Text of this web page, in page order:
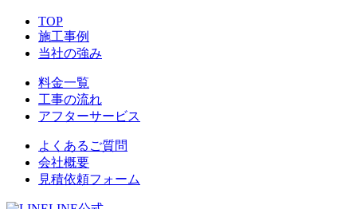
TOP
施工事例
当社の強み
料金一覧
工事の流れ
アフターサービス
よくあるご質問
会社概要
見積依頼フォーム